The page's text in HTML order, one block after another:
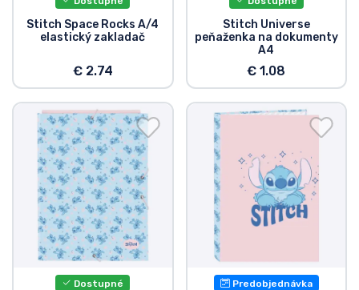
Stitch Space Rocks A/4
elastický zakladač
€ 2.74
Stitch Universe
peňaženka na dokumenty
A4
€ 1.08
Dostupné Predobjednávka
Zoradiť podľa Anime
Zoradiť podľa hier
Zoradiť podľa športu
Zoradiť podľa hudby
Typy výrobkov
Značky